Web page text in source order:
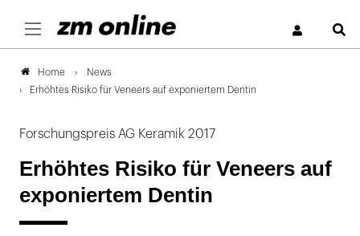
Home
News
Erhöhtes Risiko für Veneers auf exponiertem Dentin
Forschungspreis AG Keramik 2017
Erhöhtes Risiko für Veneers auf
exponiertem Dentin